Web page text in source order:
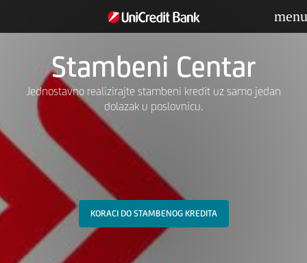
menu
Stambeni Centar
Jednostavno realizirajte stambeni kredit uz samo jedan
dolazak u poslovnicu.
KORACI DO STAMBENOG KREDITA